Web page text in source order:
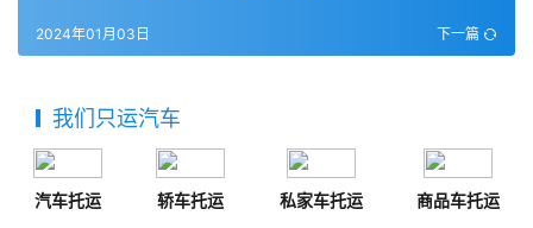
下一篇
2024年01月03日
我们只运汽车
汽车托运 轿车托运 私家车托运 商品车托运